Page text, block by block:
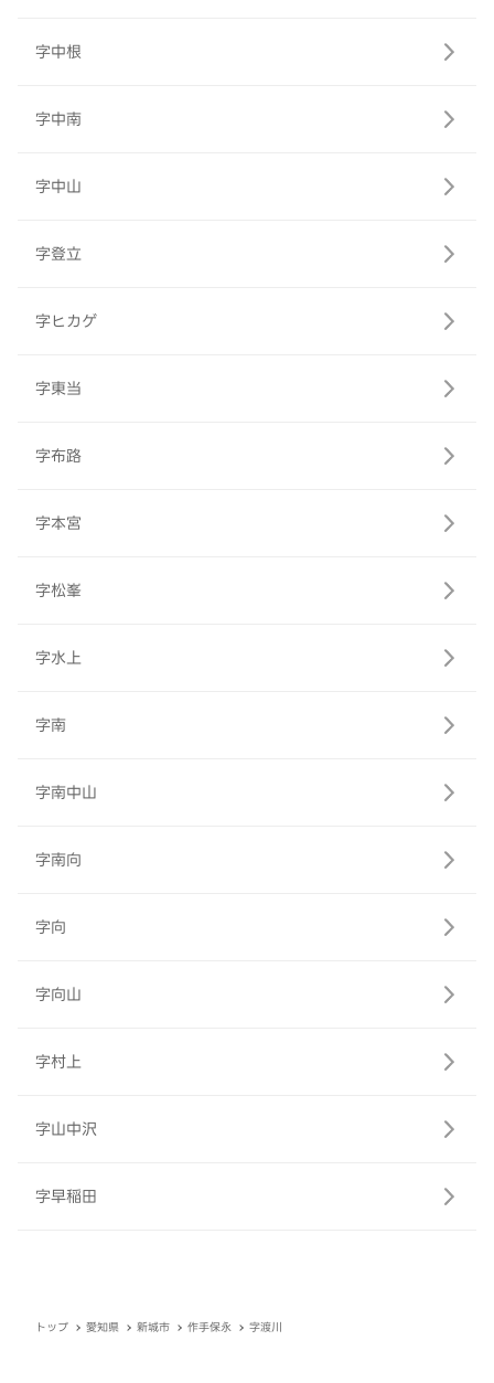
字中根
字中南
字中山
字登立
字ヒカゲ
字東当
字布路
字本宮
字松峯
字水上
字南
字南中山
字南向
字向
字向山
字村上
字山中沢
字早稲田
トップ 愛知県 新城市 作手保永 字渡川